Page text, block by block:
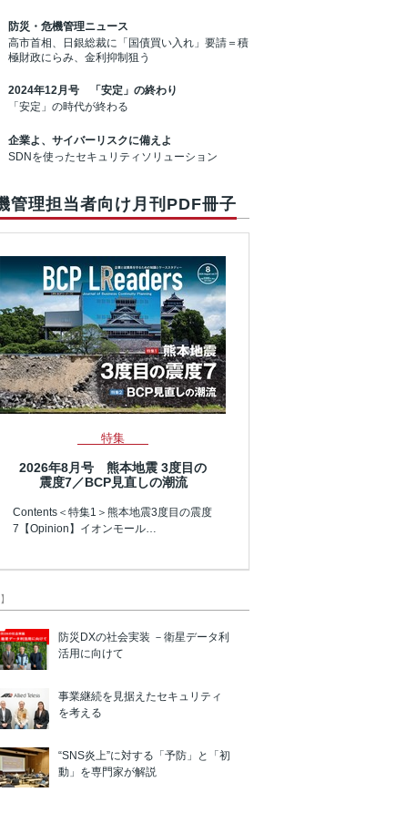
防災・危機管理ニュース
高市首相、日銀総裁に「国債買い入れ」要請＝積
極財政にらみ、金利抑制狙う
2024年12月号 「安定」の終わり
「安定」の時代が終わる
企業よ、サイバーリスクに備えよ
SDNを使ったセキュリティソリューション
管理担当者向け月刊PDF冊子
特集
2026年8月号 熊本地震 3度目の
震度7／BCP見直しの潮流
Contents＜特集1＞熊本地震3度目の震度
7【Opinion】イオンモール…
防災DXの社会実装 －衛星データ利
活用に向けて
事業継続を見据えたセキュリティ
を考える
“SNS炎上”に対する「予防」と「初
動」を専門家が解説